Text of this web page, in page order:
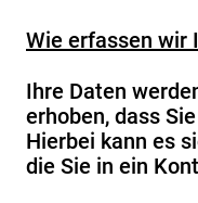
Wie erfassen wir
Ihre Daten
erhoben, dass
Hierbei kann es
die Sie in ein